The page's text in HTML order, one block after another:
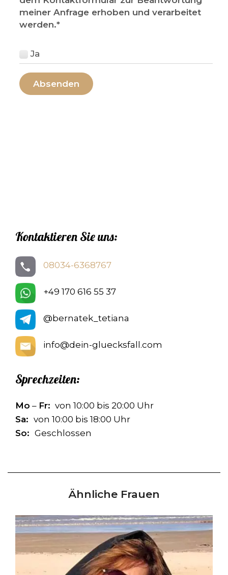
meiner Anfrage erhoben und verarbeitet
werden.*
Ja
Kontaktieren Sie uns:
08034-6368767
+49 170 616 55 37
@bernatek_tetiana
info@dein-gluecksfall.com
Sprechzeiten:
Mo – Fr: von 10:00 bis 20:00 Uhr
Sa: von 10:00 bis 18:00 Uhr
So: Geschlossen
Ähnliche Frauen